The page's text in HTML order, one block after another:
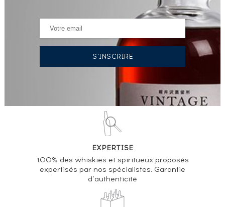
EXPERTISE
100% des whiskies et spiritueux proposés
expertisés par nos spécialistes. Garantie
d’authenticité